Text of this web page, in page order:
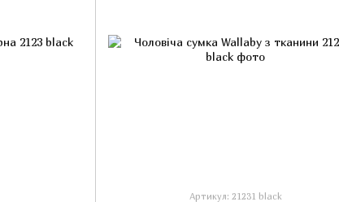
Артикул: 21231 black